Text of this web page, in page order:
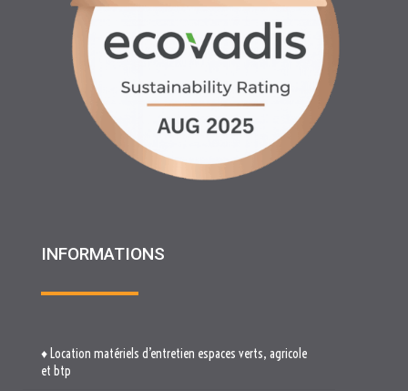
INFORMATIONS
♦ Location matériels d’entretien espaces verts, agricole
et btp